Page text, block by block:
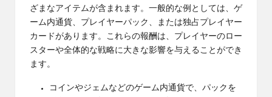
ざまなアイテムが含まれます。一般的な例としては、ゲ
ーム内通貨、プレイヤーパック、または独占プレイヤー
カードがあります。これらの報酬は、プレイヤーのロー
スターや全体的な戦略に大きな影響を与えることができ
ます。
コインやジェムなどのゲーム内通貨で、パックを